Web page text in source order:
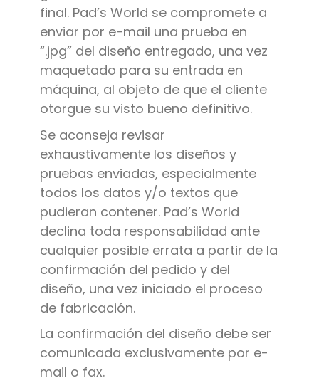
final. Pad’s World se compromete a
enviar por e-mail una prueba en
“.jpg” del diseño entregado, una vez
maquetado para su entrada en
máquina, al objeto de que el cliente
otorgue su visto bueno definitivo.
Se aconseja revisar
exhaustivamente los diseños y
pruebas enviadas, especialmente
todos los datos y/o textos que
pudieran contener. Pad’s World
declina toda responsabilidad ante
cualquier posible errata a partir de la
confirmación del pedido y del
diseño, una vez iniciado el proceso
de fabricación.
La confirmación del diseño debe ser
comunicada exclusivamente por e-
mail o fax.